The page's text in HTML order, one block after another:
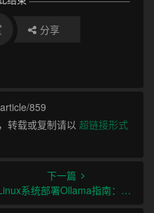
分享
859
转载或复制请以 超链接形式
下一篇
系统部署Ollama指南：从安装到生产环境实践